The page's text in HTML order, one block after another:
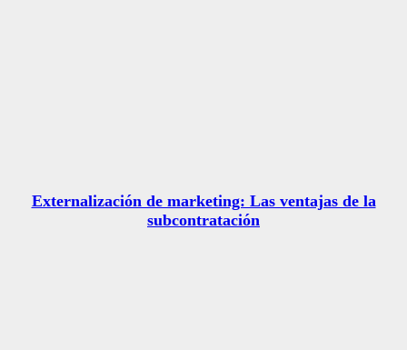
Externalización de marketing: Las ventajas de la
subcontratación